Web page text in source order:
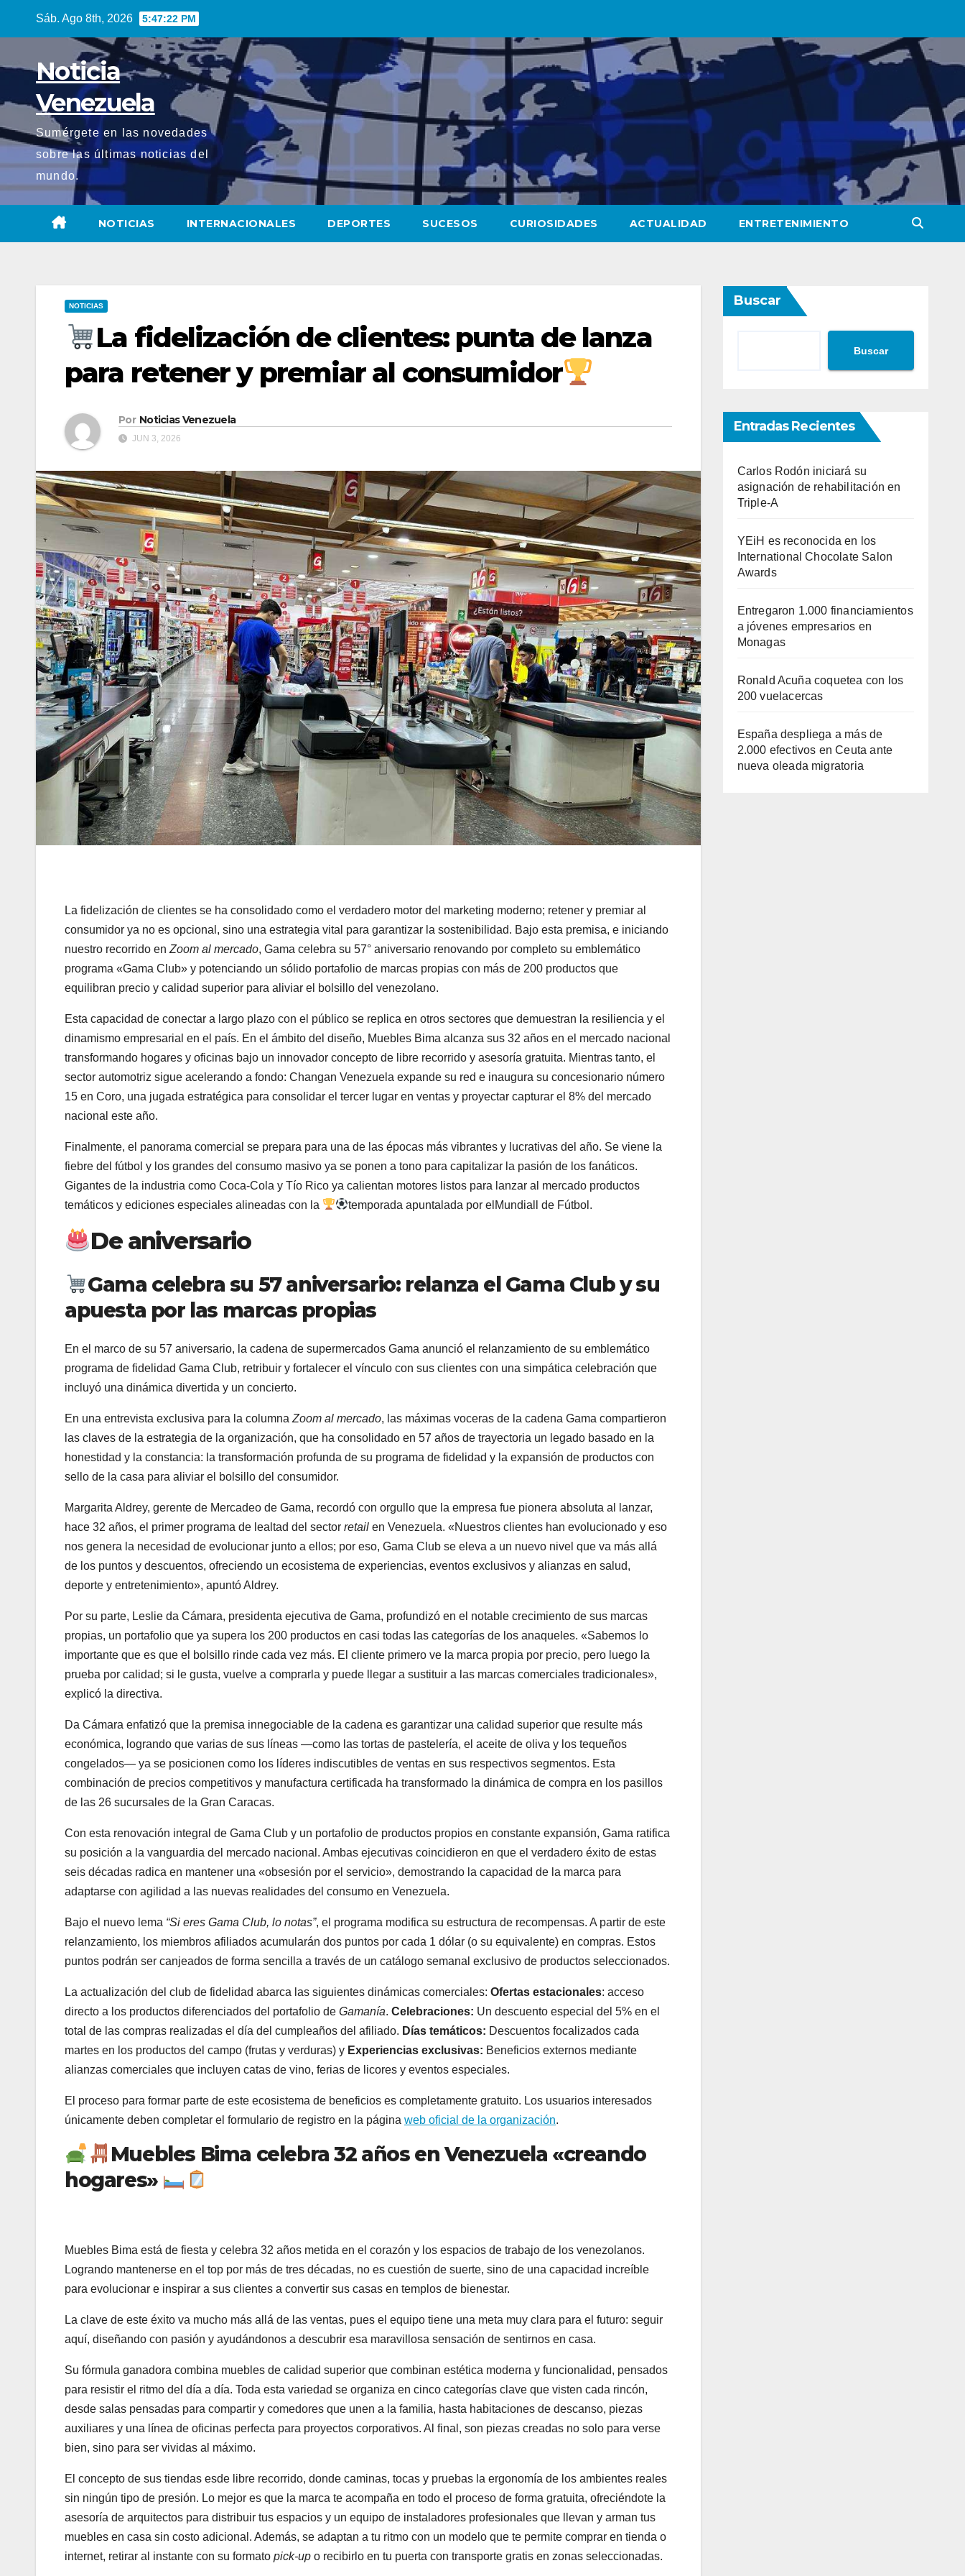
Sáb. Ago 8th, 2026 5:47:23 PM
Noticia
Venezuela
Sumérgete en las novedades
sobre las últimas noticias del
mundo.
NOTICIAS INTERNACIONALES DEPORTES SUCESOS CURIOSIDADES ACTUALIDAD ENTRETENIMIENTO
NOTICIAS
La fidelización de clientes: punta de lanza
para retener y premiar al consumidor
Por Noticias Venezuela
JUN 3, 2026
La fidelización de clientes se ha consolidado como el verdadero motor del marketing moderno; retener y premiar al
consumidor ya no es opcional, sino una estrategia vital para garantizar la sostenibilidad. Bajo esta premisa, e iniciando
nuestro recorrido en Zoom al mercado, Gama celebra su 57° aniversario renovando por completo su emblemático
programa «Gama Club» y potenciando un sólido portafolio de marcas propias con más de 200 productos que
equilibran precio y calidad superior para aliviar el bolsillo del venezolano.
Esta capacidad de conectar a largo plazo con el público se replica en otros sectores que demuestran la resiliencia y el
dinamismo empresarial en el país. En el ámbito del diseño, Muebles Bima alcanza sus 32 años en el mercado nacional
transformando hogares y oficinas bajo un innovador concepto de libre recorrido y asesoría gratuita. Mientras tanto, el
sector automotriz sigue acelerando a fondo: Changan Venezuela expande su red e inaugura su concesionario número
15 en Coro, una jugada estratégica para consolidar el tercer lugar en ventas y proyectar capturar el 8% del mercado
nacional este año.
Finalmente, el panorama comercial se prepara para una de las épocas más vibrantes y lucrativas del año. Se viene la
fiebre del fútbol y los grandes del consumo masivo ya se ponen a tono para capitalizar la pasión de los fanáticos.
Gigantes de la industria como Coca-Cola y Tío Rico ya calientan motores listos para lanzar al mercado productos
temáticos y ediciones especiales alineadas con la
temporada apuntalada por elMundiall de Fútbol.
De aniversario
Gama celebra su 57 aniversario: relanza el Gama Club y su
apuesta por las marcas propias
En el marco de su 57 aniversario, la cadena de supermercados Gama anunció el relanzamiento de su emblemático
programa de fidelidad Gama Club, retribuir y fortalecer el vínculo con sus clientes con una simpática celebración que
incluyó una dinámica divertida y un concierto.
En una entrevista exclusiva para la columna Zoom al mercado, las máximas voceras de la cadena Gama compartieron
las claves de la estrategia de la organización, que ha consolidado en 57 años de trayectoria un legado basado en la
honestidad y la constancia: la transformación profunda de su programa de fidelidad y la expansión de productos con
sello de la casa para aliviar el bolsillo del consumidor.
Margarita Aldrey, gerente de Mercadeo de Gama, recordó con orgullo que la empresa fue pionera absoluta al lanzar,
hace 32 años, el primer programa de lealtad del sector retail en Venezuela. «Nuestros clientes han evolucionado y eso
nos genera la necesidad de evolucionar junto a ellos; por eso, Gama Club se eleva a un nuevo nivel que va más allá
de los puntos y descuentos, ofreciendo un ecosistema de experiencias, eventos exclusivos y alianzas en salud,
deporte y entretenimiento», apuntó Aldrey.
Por su parte, Leslie da Cámara, presidenta ejecutiva de Gama, profundizó en el notable crecimiento de sus marcas
propias, un portafolio que ya supera los 200 productos en casi todas las categorías de los anaqueles. «Sabemos lo
importante que es que el bolsillo rinde cada vez más. El cliente primero ve la marca propia por precio, pero luego la
prueba por calidad; si le gusta, vuelve a comprarla y puede llegar a sustituir a las marcas comerciales tradicionales»,
explicó la directiva.
Da Cámara enfatizó que la premisa innegociable de la cadena es garantizar una calidad superior que resulte más
económica, logrando que varias de sus líneas —como las tortas de pastelería, el aceite de oliva y los tequeños
congelados— ya se posicionen como los líderes indiscutibles de ventas en sus respectivos segmentos. Esta
combinación de precios competitivos y manufactura certificada ha transformado la dinámica de compra en los pasillos
de las 26 sucursales de la Gran Caracas.
Con esta renovación integral de Gama Club y un portafolio de productos propios en constante expansión, Gama ratifica
su posición a la vanguardia del mercado nacional. Ambas ejecutivas coincidieron en que el verdadero éxito de estas
seis décadas radica en mantener una «obsesión por el servicio», demostrando la capacidad de la marca para
adaptarse con agilidad a las nuevas realidades del consumo en Venezuela.
Bajo el nuevo lema “Si eres Gama Club, lo notas”, el programa modifica su estructura de recompensas. A partir de este
relanzamiento, los miembros afiliados acumularán dos puntos por cada 1 dólar (o su equivalente) en compras. Estos
puntos podrán ser canjeados de forma sencilla a través de un catálogo semanal exclusivo de productos seleccionados.
La actualización del club de fidelidad abarca las siguientes dinámicas comerciales: Ofertas estacionales: acceso
directo a los productos diferenciados del portafolio de Gamanía. Celebraciones: Un descuento especial del 5% en el
total de las compras realizadas el día del cumpleaños del afiliado. Días temáticos: Descuentos focalizados cada
martes en los productos del campo (frutas y verduras) y Experiencias exclusivas: Beneficios externos mediante
alianzas comerciales que incluyen catas de vino, ferias de licores y eventos especiales.
El proceso para formar parte de este ecosistema de beneficios es completamente gratuito. Los usuarios interesados
únicamente deben completar el formulario de registro en la página web oficial de la organización.
Muebles Bima celebra 32 años en Venezuela «creando
hogares»
Muebles Bima está de fiesta y celebra 32 años metida en el corazón y los espacios de trabajo de los venezolanos.
Logrando mantenerse en el top por más de tres décadas, no es cuestión de suerte, sino de una capacidad increíble
para evolucionar e inspirar a sus clientes a convertir sus casas en templos de bienestar.
La clave de este éxito va mucho más allá de las ventas, pues el equipo tiene una meta muy clara para el futuro: seguir
aquí, diseñando con pasión y ayudándonos a descubrir esa maravillosa sensación de sentirnos en casa.
Su fórmula ganadora combina muebles de calidad superior que combinan estética moderna y funcionalidad, pensados
para resistir el ritmo del día a día. Toda esta variedad se organiza en cinco categorías clave que visten cada rincón,
desde salas pensadas para compartir y comedores que unen a la familia, hasta habitaciones de descanso, piezas
auxiliares y una línea de oficinas perfecta para proyectos corporativos. Al final, son piezas creadas no solo para verse
bien, sino para ser vividas al máximo.
El concepto de sus tiendas esde libre recorrido, donde caminas, tocas y pruebas la ergonomía de los ambientes reales
sin ningún tipo de presión. Lo mejor es que la marca te acompaña en todo el proceso de forma gratuita, ofreciéndote la
asesoría de arquitectos para distribuir tus espacios y un equipo de instaladores profesionales que llevan y arman tus
muebles en casa sin costo adicional. Además, se adaptan a tu ritmo con un modelo que te permite comprar en tienda o
internet, retirar al instante con su formato pick-up o recibirlo en tu puerta con transporte gratis en zonas seleccionadas.
Buscar
Buscar
Entradas Recientes
Carlos Rodón iniciará su
asignación de rehabilitación en
Triple-A
YEiH es reconocida en los
International Chocolate Salon
Awards
Entregaron 1.000 financiamientos
a jóvenes empresarios en
Monagas
Ronald Acuña coquetea con los
200 vuelacercas
España despliega a más de
2.000 efectivos en Ceuta ante
nueva oleada migratoria